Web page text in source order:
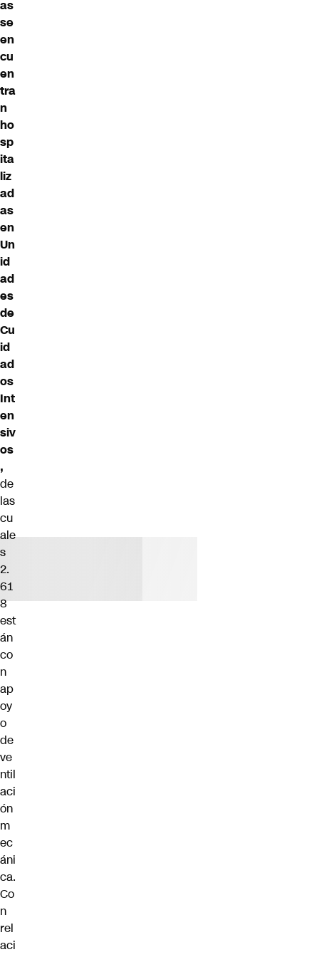
as
se
en
cu
en
tra
n
ho
sp
ita
liz
ad
as
en
Un
id
ad
es
de
Cu
id
ad
os
Int
en
siv
os
,
de
las
cu
ale
s
2.
61
8
est
án
co
n
ap
oy
o
de
ve
ntil
aci
ón
m
ec
áni
ca.
Co
n
rel
aci